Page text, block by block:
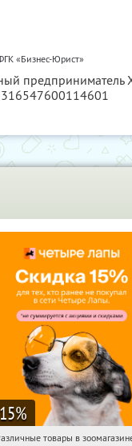
«Бизнес-Юрист»
предприниматель
%
15:19:45
Получи
товары в